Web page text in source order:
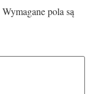
Wymagane pola są